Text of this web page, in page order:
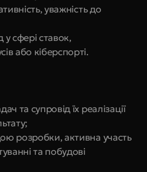
уважність до
сфері ставок,
або кіберспорті.
та супровід їх реалізації
розробки, активна участь
та побудові